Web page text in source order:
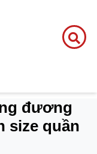
đương
size quần